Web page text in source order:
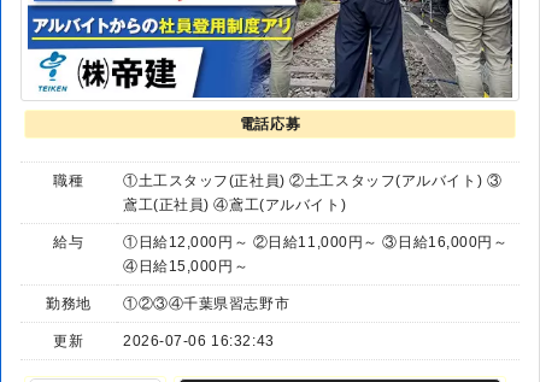
電話応募
職種
①土工スタッフ(正社員) ②土工スタッフ(アルバイト) ③
鳶工(正社員) ④鳶工(アルバイト)
給与
①日給12,000円～ ②日給11,000円～ ③日給16,000円～
④日給15,000円～
勤務地 ①②③④千葉県習志野市
更新 2026-07-06 16:32:43